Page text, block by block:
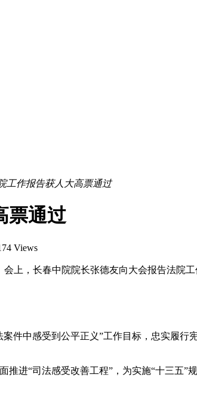
工作报告获人大高票通过
票通过
Views
上，长春中院院长张德友向大会报告法院工
件中感受到公平正义”工作目标，忠实履
进“司法感受改善工程”，为实施“十三五”